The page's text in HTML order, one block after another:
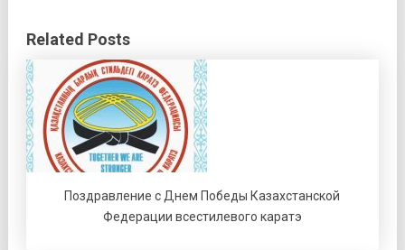
Related Posts
Поздравление с Днем Победы Казахстанской
Федерации всестилевого каратэ